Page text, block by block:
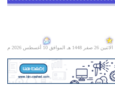
الاثنين 26 صفر 1448 هـ الموافق